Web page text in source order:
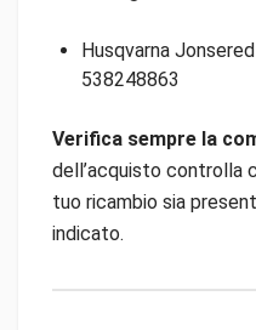
Husqvarna
538248863
Verifica sempre la
dell’acquisto controlla
tuo ricambio sia
indicato.